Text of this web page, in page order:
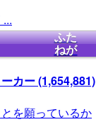
...
ふた
ねが
カー(1,654,881)
を願っているか